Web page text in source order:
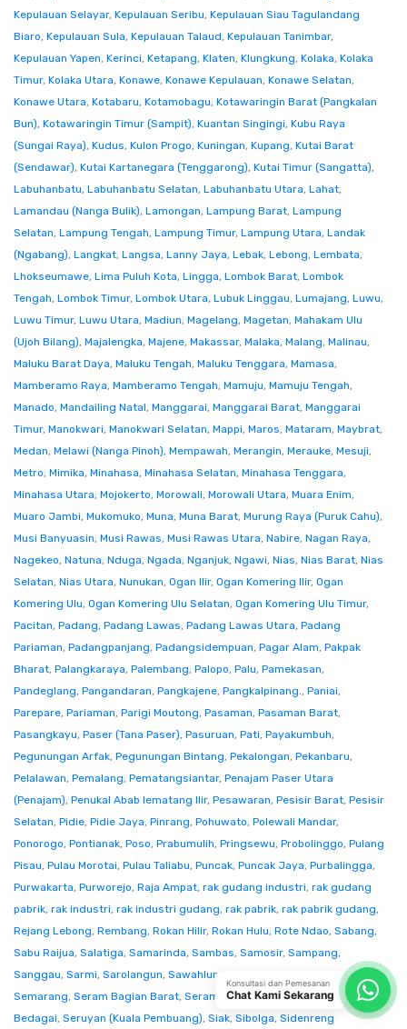
Kepulauan Selayar, Kepulauan Seribu, Kepulauan Siau Tagulandang
Biaro, Kepulauan Sula, Kepulauan Talaud, Kepulauan Tanimbar,
Kepulauan Yapen, Kerinci, Ketapang, Klaten, Klungkung, Kolaka, Kolaka
Timur, Kolaka Utara, Konawe, Konawe Kepulauan, Konawe Selatan,
Konawe Utara, Kotabaru, Kotamobagu, Kotawaringin Barat (Pangkalan
Bun), Kotawaringin Timur (Sampit), Kuantan Singingi, Kubu Raya
(Sungai Raya), Kudus, Kulon Progo, Kuningan, Kupang, Kutai Barat
(Sendawar), Kutai Kartanegara (Tenggarong), Kutai Timur (Sangatta),
Labuhanbatu, Labuhanbatu Selatan, Labuhanbatu Utara, Lahat,
Lamandau (Nanga Bulik), Lamongan, Lampung Barat, Lampung
Selatan, Lampung Tengah, Lampung Timur, Lampung Utara, Landak
(Ngabang), Langkat, Langsa, Lanny Jaya, Lebak, Lebong, Lembata,
Lhokseumawe, Lima Puluh Kota, Lingga, Lombok Barat, Lombok
Tengah, Lombok Timur, Lombok Utara, Lubuk Linggau, Lumajang, Luwu,
Luwu Timur, Luwu Utara, Madiun, Magelang, Magetan, Mahakam Ulu
(Ujoh Bilang), Majalengka, Majene, Makassar, Malaka, Malang, Malinau,
Maluku Barat Daya, Maluku Tengah, Maluku Tenggara, Mamasa,
Mamberamo Raya, Mamberamo Tengah, Mamuju, Mamuju Tengah,
Manado, Mandailing Natal, Manggarai, Manggarai Barat, Manggarai
Timur, Manokwari, Manokwari Selatan, Mappi, Maros, Mataram, Maybrat,
Medan, Melawi (Nanga Pinoh), Mempawah, Merangin, Merauke, Mesuji,
Metro, Mimika, Minahasa, Minahasa Selatan, Minahasa Tenggara,
Minahasa Utara, Mojokerto, Morowali, Morowali Utara, Muara Enim,
Muaro Jambi, Mukomuko, Muna, Muna Barat, Murung Raya (Puruk Cahu),
Musi Banyuasin, Musi Rawas, Musi Rawas Utara, Nabire, Nagan Raya,
Nagekeo, Natuna, Nduga, Ngada, Nganjuk, Ngawi, Nias, Nias Barat, Nias
Selatan, Nias Utara, Nunukan, Ogan Ilir, Ogan Komering Ilir, Ogan
Komering Ulu, Ogan Komering Ulu Selatan, Ogan Komering Ulu Timur,
Pacitan, Padang, Padang Lawas, Padang Lawas Utara, Padang
Pariaman, Padangpanjang, Padangsidempuan, Pagar Alam, Pakpak
Bharat, Palangkaraya, Palembang, Palopo, Palu, Pamekasan,
Pandeglang, Pangandaran, Pangkajene, Pangkalpinang., Paniai,
Parepare, Pariaman, Parigi Moutong, Pasaman, Pasaman Barat,
Pasangkayu, Paser (Tana Paser), Pasuruan, Pati, Payakumbuh,
Pegunungan Arfak, Pegunungan Bintang, Pekalongan, Pekanbaru,
Pelalawan, Pemalang, Pematangsiantar, Penajam Paser Utara
(Penajam), Penukal Abab lematang Ilir, Pesawaran, Pesisir Barat, Pesisir
Selatan, Pidie, Pidie Jaya, Pinrang, Pohuwato, Polewali Mandar,
Ponorogo, Pontianak, Poso, Prabumulih, Pringsewu, Probolinggo, Pulang
Pisau, Pulau Morotai, Pulau Taliabu, Puncak, Puncak Jaya, Purbalingga,
Purwakarta, Purworejo, Raja Ampat, rak gudang industri, rak gudang
pabrik, rak industri, rak industri gudang, rak pabrik, rak pabrik gudang,
Rejang Lebong, Rembang, Rokan Hilir, Rokan Hulu, Rote Ndao, Sabang,
Sabu Raijua, Salatiga, Samarinda, Sambas, Samosir, Sampang,
Sanggau, Sarmi, Sarolangun, Sawahlunto
Semarang, Seram Bagian Barat, Seram Bagian Timur,Serang Serdang
Bedagai, Seruyan (Kuala Pembuang), Siak, Sibolga, Sidenreng
Konsultasi dan Pemesanan
Chat Kami Sekarang